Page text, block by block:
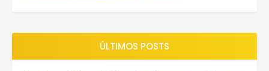
ÚLTIMOS POSTS